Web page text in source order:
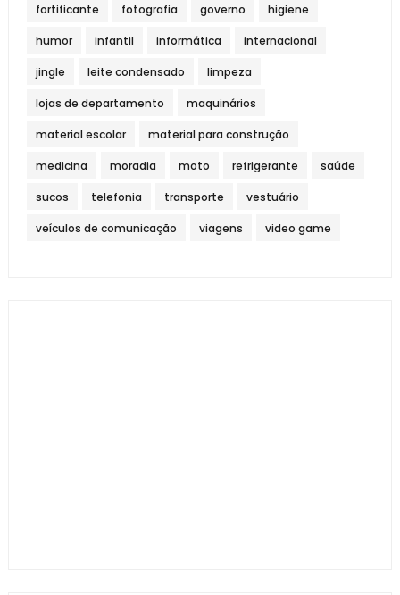
fortificante fotografia governo higiene
humor infantil informática internacional
jingle leite condensado limpeza
lojas de departamento maquinários
material escolar material para construção
medicina moradia moto refrigerante saúde
sucos telefonia transporte vestuário
veículos de comunicação viagens video game